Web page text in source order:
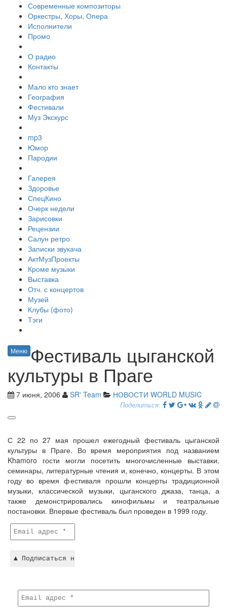
Современные композиторы
Оркестры, Хоры, Опера
Исполнители
Промо
О радио
Контакты
Мало кто знает
География
Фестивали
Муз Экскурс
mp3
Юмор
Пародии
Галерея
Здоровье
СпецКино
Очерк недели
Зарисовки
Рецензии
Салун ретро
Записки звукача
АктМузПроекты
Кроме музыки
Выставка
Отч. с концертов
Музей
Клубы (фото)
Тэги
Меню Фестиваль цыганской
культуры в Праге
7 июня, 2006 SR' Team НОВОСТИ WORLD MUSIC
Поделиться:
С 22 по 27 мая прошел ежегодный фестиваль цыганской
культуры в Праге. Во время мероприятия под названием
Khamoro гости могли посетить многочисленные выставки,
семинары, литературные чтения и, конечно, концерты. В этом
году во время фестиваля прошли концерты традиционной
музыки, классической музыки, цыганского джаза, танца, а
также демонстрировались кинофильмы и театральные
постановки. Впервые фестиваль был проведен в 1999 году.